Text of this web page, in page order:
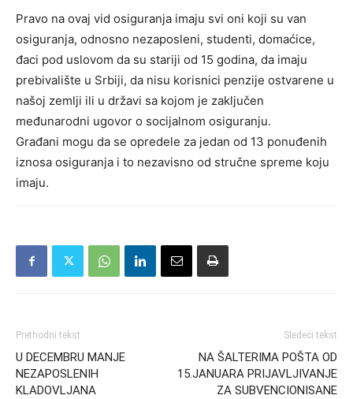
Pravo na ovaj vid osiguranja imaju svi oni koji su van
osiguranja, odnosno nezaposleni, studenti, domaćice,
đaci pod uslovom da su stariji od 15 godina, da imaju
prebivalište u Srbiji, da nisu korisnici penzije ostvarene u
našoj zemlji ili u državi sa kojom je zaključen
međunarodni ugovor o socijalnom osiguranju.
Građani mogu da se opredele za jedan od 13 ponuđenih
iznosa osiguranja i to nezavisno od stručne spreme koju
imaju.
Prethodni tekst
U DECEMBRU MANJE
NEZAPOSLENIH
KLADOVLJANA
Sledeći tekst
NA ŠALTERIMA POŠTA OD
15.JANUARA PRIJAVLJIVANJE
ZA SUBVENCIONISANE